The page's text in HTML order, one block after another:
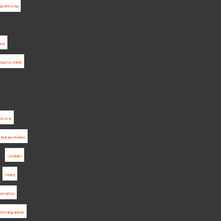
Dániel
Bukaresti béke
Lendület
Hideg